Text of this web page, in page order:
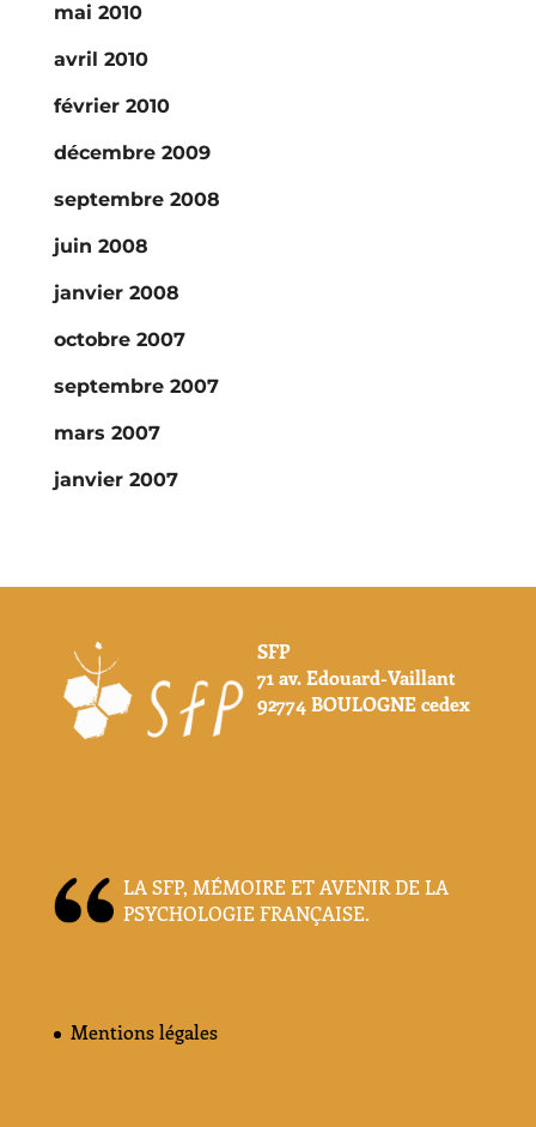
mai 2010
avril 2010
février 2010
décembre 2009
septembre 2008
juin 2008
janvier 2008
octobre 2007
septembre 2007
mars 2007
janvier 2007
SFP
71 av. Edouard-Vaillant
92774 BOULOGNE cedex
LA SFP, MÉMOIRE ET AVENIR DE LA
PSYCHOLOGIE FRANÇAISE.
Mentions légales